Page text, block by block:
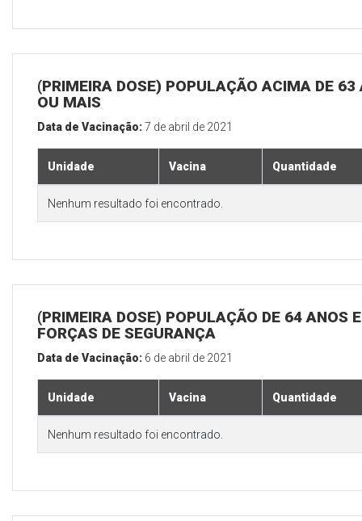
(PRIMEIRA DOSE) POPULAÇÃO ACIMA DE 63
OU MAIS
Data de Vacinação:7 de abril de 2021
Unidade Vacina Quantidade
Nenhum resultado foi encontrado.
(PRIMEIRA DOSE) POPULAÇÃO DE 64 ANOS E
FORÇAS DE SEGURANÇA
Data de Vacinação: 6 de abril de 2021
Unidade Vacina Quantidade
Nenhum resultado foi encontrado.